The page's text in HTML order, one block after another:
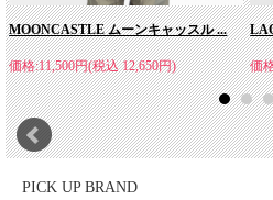
持つ夏でもさらっと爽やか
暑い時期でも、涼しく快適にとい
イスコットンという糸。
して使われている糸ですね。アイ
のあるスイスのスポエリー社が生
加工を施すことにより、独特の麻
接触冷感があります。また多くの機
MOONCASTLE ムーンキャッスル ...
価格:11,500円(税込 12,650円) 価
PICK UP BRAND